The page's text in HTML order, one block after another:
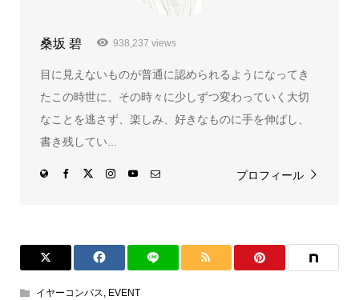
桑坂 碧 938,237 views
目に見えないものが普通に認められるようになってき
たこの時世に、その時々に少しずつ変わっていく大切
なことを逃さず、楽しみ、好きなものに手を伸ばし、
書き残してい...
プロフィール
イヤーコンパス, EVENT